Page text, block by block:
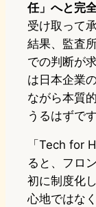
任」へと完
受け取って
結果、監査
での判断が
は日本企業
ながら本質
うるはずです
「Tech for
ると、フロ
初に制度化
心地ではな